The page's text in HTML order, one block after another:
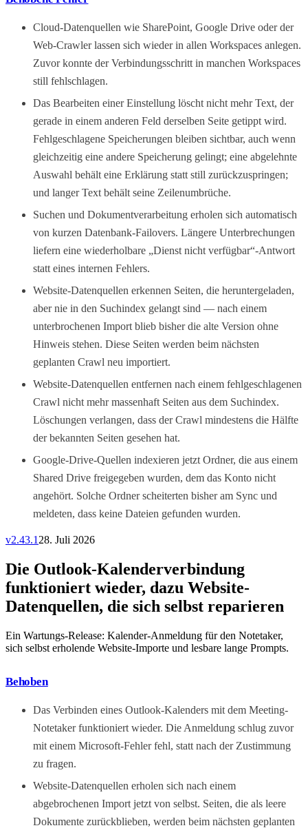
Cloud-Datenquellen wie SharePoint, Google Drive oder der
Web-Crawler lassen sich wieder in allen Workspaces anlegen.
Zuvor konnte der Verbindungsschritt in manchen Workspaces
still fehlschlagen.
Das Bearbeiten einer Einstellung löscht nicht mehr Text, der
gerade in einem anderen Feld derselben Seite getippt wird.
Fehlgeschlagene Speicherungen bleiben sichtbar, auch wenn
gleichzeitig eine andere Speicherung gelingt; eine abgelehnte
Auswahl behält eine Erklärung statt still zurückzuspringen;
und langer Text behält seine Zeilenumbrüche.
Suchen und Dokumentverarbeitung erholen sich automatisch
von kurzen Datenbank-Failovers. Längere Unterbrechungen
liefern eine wiederholbare „Dienst nicht verfügbar“-Antwort
statt eines internen Fehlers.
Website-Datenquellen erkennen Seiten, die heruntergeladen,
aber nie in den Suchindex gelangt sind — nach einem
unterbrochenen Import blieb bisher die alte Version ohne
Hinweis stehen. Diese Seiten werden beim nächsten
geplanten Crawl neu importiert.
Website-Datenquellen entfernen nach einem fehlgeschlagenen
Crawl nicht mehr massenhaft Seiten aus dem Suchindex.
Löschungen verlangen, dass der Crawl mindestens die Hälfte
der bekannten Seiten gesehen hat.
Google-Drive-Quellen indexieren jetzt Ordner, die aus einem
Shared Drive freigegeben wurden, dem das Konto nicht
angehört. Solche Ordner scheiterten bisher am Sync und
meldeten, dass keine Dateien gefunden wurden.
v2.43.1 28. Juli 2026
Die Outlook-Kalenderverbindung
funktioniert wieder, dazu Website-
Datenquellen, die sich selbst reparieren
Ein Wartungs-Release: Kalender-Anmeldung für den Notetaker,
sich selbst erholende Website-Importe und lesbare lange Prompts.
Behoben
Das Verbinden eines Outlook-Kalenders mit dem Meeting-
Notetaker funktioniert wieder. Die Anmeldung schlug zuvor
mit einem Microsoft-Fehler fehl, statt nach der Zustimmung
zu fragen.
Website-Datenquellen erholen sich nach einem
abgebrochenen Import jetzt von selbst. Seiten, die als leere
Dokumente zurückblieben, werden beim nächsten geplanten